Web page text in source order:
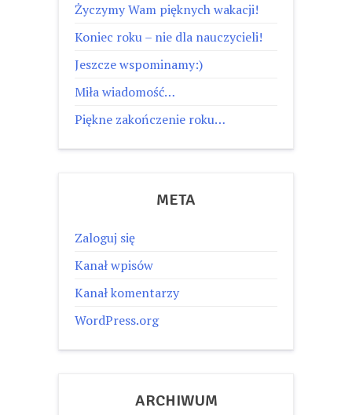
Życzymy Wam pięknych wakacji!
Koniec roku – nie dla nauczycieli!
Jeszcze wspominamy:)
Miła wiadomość…
Piękne zakończenie roku…
META
Zaloguj się
Kanał wpisów
Kanał komentarzy
WordPress.org
ARCHIWUM